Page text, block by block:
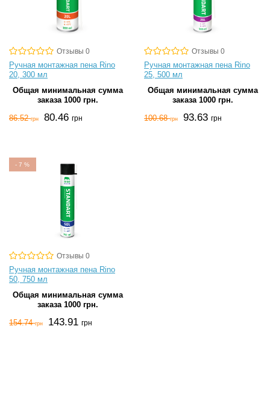
Отзывы 0
Ручная монтажная пена Rino
20, 300 мл
Общая минимальная сумма
заказа 1000 грн.
86.52грн 80.46 грн
Отзывы 0
Ручная монтажная пена Rino
25, 500 мл
Общая минимальная сумма
заказа 1000 грн.
100.68грн 93.63 грн
-7%
Отзывы 0
Ручная монтажная пена Rino
50, 750 мл
Общая минимальная сумма
заказа 1000 грн.
154.74грн 143.91 грн